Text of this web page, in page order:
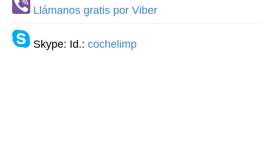
Llámanos gratis por Viber
Skype: Id.: cochelimp